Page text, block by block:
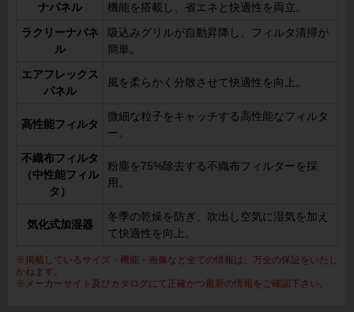
ナパネル
機能を搭載し、省エネと快適性を両立。
ラクリーナパネ
ル
吸込みグリルが自動昇降し、フィルタ清掃が
簡単。
エアフレックス
パネル
風を柔らかく分散させて快適性を向上。
高性能フィルタ
微細な粒子をキャッチする高性能なフィルタ
ー。
不織布フィルタ
（中性能フィル
タ）
粉塵を75%除去する不織布フィルターを採
用。
気化式加湿器
冬季の乾燥を防ぎ、吹出し空気に湿気を加え
て快適性を向上。
※掲載しているサイズ・機能・画像など全ての情報は、万全の保証をいたし
かねます。
※メーカーサイト及びカタログにて正確かつ最新の情報をご確認下さい。